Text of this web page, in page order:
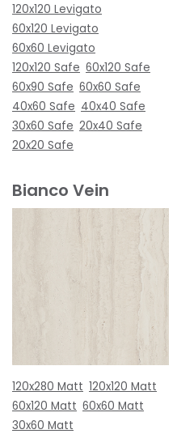
120x120 Levigato
60x120 Levigato
60x60 Levigato
120x120 Safe 60x120 Safe
60x90 Safe 60x60 Safe
40x60 Safe 40x40 Safe
30x60 Safe 20x40 Safe
20x20 Safe
Bianco Vein
120x280 Matt 120x120 Matt
60x120 Matt 60x60 Matt
30x60 Matt